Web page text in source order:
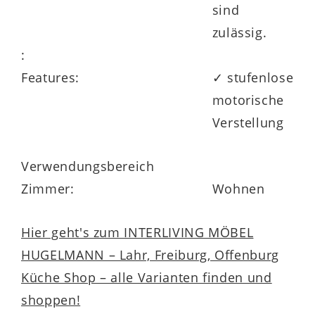
sind
zulässig.
:
Features:
✓ stufenlose
motorische
Verstellung
Verwendungsbereich
Zimmer:
Wohnen
Hier geht's zum INTERLIVING MÖBEL
HUGELMANN – Lahr, Freiburg, Offenburg
Küche Shop – alle Varianten finden und
shoppen!